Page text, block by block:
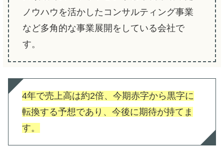
ノウハウを活かしたコンサルティング事業
など多角的な事業展開をしている会社で
す。
4年で売上高は約2倍、今期赤字から黒字に
転換する予想であり、今後に期待が持てま
す。